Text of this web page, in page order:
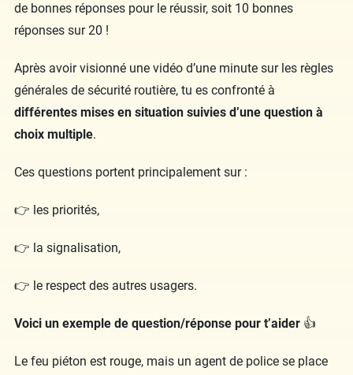
de bonnes réponses pour le réussir, soit 10 bonnes
réponses sur 20 !
Après avoir visionné une vidéo d’une minute sur les règles
générales de sécurité routière, tu es confronté à
différentes mises en situation suivies d’une question à
choix multiple.
Ces questions portent principalement sur :
👉 les priorités,
👉 la signalisation,
👉 le respect des autres usagers.
Voici un exemple de question/réponse pour t’aider 👍
Le feu piéton est rouge, mais un agent de police se place